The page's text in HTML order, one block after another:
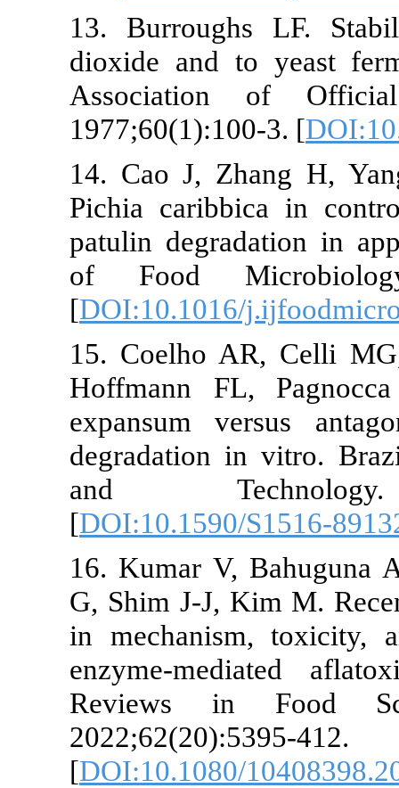
13. Burroughs
dioxide and to
Association of
1977;60(1):100-3. [
14. Cao J, Zhang
Pichia caribbica
patulin degradation
of Food
[DOI:10.1016/
15. Coelho AR,
Hoffmann FL,
expansum versus
degradation in
and
[DOI:10.1590/
16. Kumar V,
G, Shim J-J, Kim
in mechanism,
enzyme-mediated
Reviews in
2022;62(20):5395-
[DOI:10.1080/